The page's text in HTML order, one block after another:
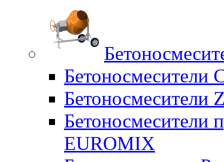
Бетоносмесители
Бетоносмесители
Бетоносмесители
EUROMIX